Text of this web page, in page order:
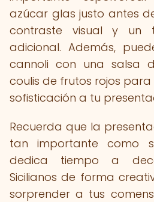
azúcar glas justo antes
contraste visual y un
adicional. Además,
cannoli con una salsa
coulis de frutos rojos
sofisticación a tu
Recuerda que la
tan importante como
dedica tiempo a
Sicilianos de forma
sorprender a tus